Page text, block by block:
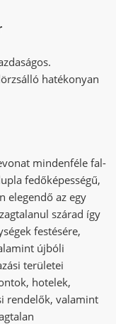
hatékonyan
mindenféle fal-
fedőképességű,
elegendő az egy
szárad így
festésére,
újbóli
területei
hotelek,
rendelők, valamint